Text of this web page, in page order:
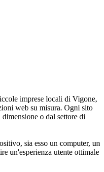
imprese locali di Vigone,
web su misura. Ogni sito
o dal settore di
sia esso un computer, un
un'esperienza utente ottimale